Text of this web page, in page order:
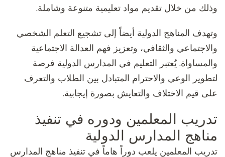
وذلك من خلال تقديم مواد تعليمية متنوعة وشاملة.
وتهدف المناهج الدولية أيضاً إلى تشجيع التعلم الشخصي
والاجتماعي والثقافي، وتعزيز فهم العدالة الاجتماعية
والمساواة. يُعتبر التعليم في المدارس الدولية فرصة
لتطوير الوعي والاحترام المتبادل بين الطلاب والتعرف
على قيم الاختلاف والتعايش بصورة إيجابية.
تدريب المعلمين ودوره في تنفيذ
مناهج المدارس الدولية
تدريب المعلمين يلعب دوراً هاماً في تنفيذ مناهج المدارس